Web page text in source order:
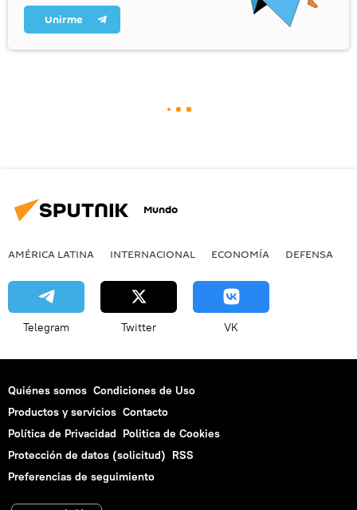
Unirme
Mundo
AMÉRICA LATINA INTERNACIONAL ECONOMÍA DEFENSA
Telegram Twitter VK
Quiénes somos Condiciones de Uso
Productos y servicios Contacto
Política de Privacidad Politica de Cookies
Protección de datos (solicitud) RSS
Preferencias de seguimiento